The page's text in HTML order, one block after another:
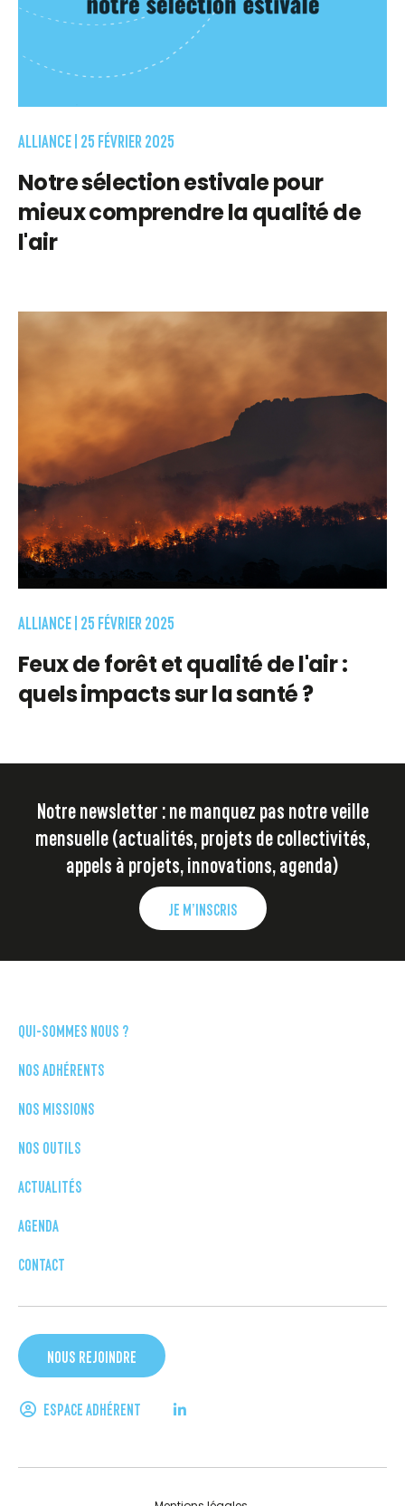
ALLIANCE | 25 FÉVRIER 2025
Notre sélection estivale pour
mieux comprendre la qualité de
l'air
ALLIANCE | 25 FÉVRIER 2025
Feux de forêt et qualité de l'air :
quels impacts sur la santé ?
Notre newsletter : ne manquez pas notre veille
mensuelle (actualités, projets de collectivités,
appels à projets, innovations, agenda)
JE M’INSCRIS
QUI-SOMMES NOUS ?
NOS ADHÉRENTS
NOS MISSIONS
NOS OUTILS
ACTUALITÉS
AGENDA
CONTACT
NOUS REJOINDRE
ESPACE ADHÉRENT